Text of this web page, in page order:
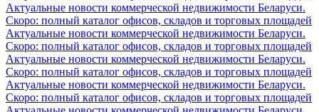
Актуальные новости коммерческой недвижимости Беларуси.
Скоро: полный каталог офисов, складов и торговых площадей
Актуальные новости коммерческой недвижимости Беларуси.
Скоро: полный каталог офисов, складов и торговых площадей
Актуальные новости коммерческой недвижимости Беларуси.
Скоро: полный каталог офисов, складов и торговых площадей
Актуальные новости коммерческой недвижимости Беларуси.
Скоро: полный каталог офисов, складов и торговых площадей